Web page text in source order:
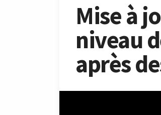
Mise à
niveau
après